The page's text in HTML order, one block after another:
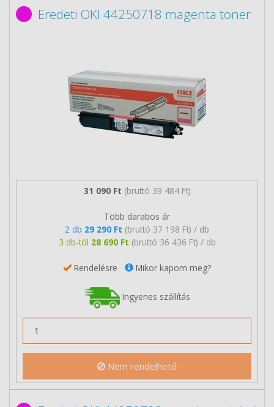
Eredeti OKI 44250718 magenta toner
31 090 Ft (bruttó 39 484 Ft)
Több darabos ár
2 db 29 290 Ft (bruttó 37 198 Ft) / db
3 db-tól 28 690 Ft (bruttó 36 436 Ft) / db
Rendelésre Mikor kapom meg?
Ingyenes szállítás
Nem rendelhető